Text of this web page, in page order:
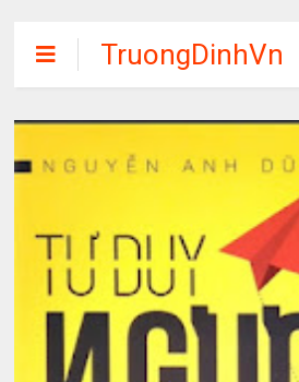
TruongDinhVn
Chia sẽ ebook,
các khóa học,
phần mềm học
tập miễn phí